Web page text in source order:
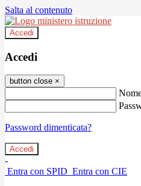
Salta al contenuto
Accedi
Accedi
button close ×
Password dimenticata?
-
Entra con SPID Entra con CIE